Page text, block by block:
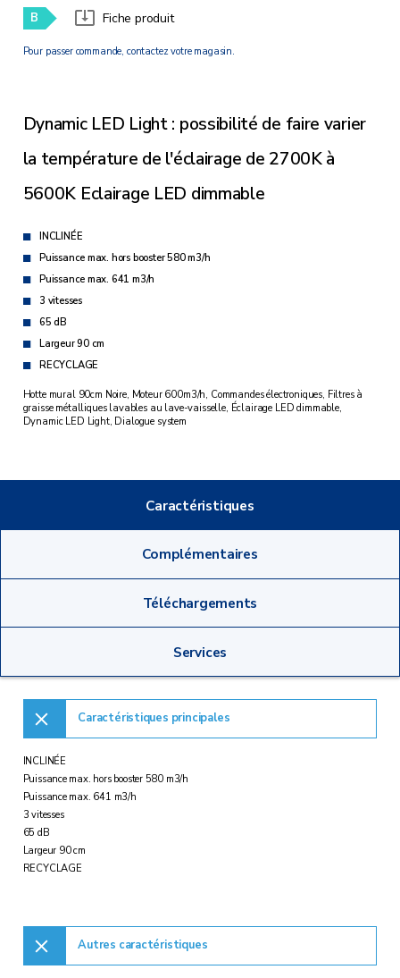
B Fiche produit
Pour passer commande, contactez votre magasin.
Dynamic LED Light : possibilité de faire varier
la température de l'éclairage de 2700K à
5600K Eclairage LED dimmable
INCLINÉE
Puissance max. hors booster 580 m3/h
Puissance max. 641 m3/h
3 vitesses
65 dB
Largeur 90 cm
RECYCLAGE
Hotte mural 90cm Noire, Moteur 600m3/h, Commandes électroniques, Filtres à
graisse métalliques lavables au lave-vaisselle, Éclairage LED dimmable,
Dynamic LED Light, Dialogue system
Caractéristiques
Complémentaires
Téléchargements
Services
Caractéristiques principales
INCLINÉE
Puissance max. hors booster 580 m3/h
Puissance max. 641 m3/h
3 vitesses
65 dB
Largeur 90 cm
RECYCLAGE
Autres caractéristiques